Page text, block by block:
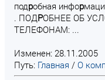
подробная инфор
. ПОДРОБНЕЕ ОБ
ТЕЛЕФОНАМ: ...
Изменен: 28.11.2005
Путь: Главная / О